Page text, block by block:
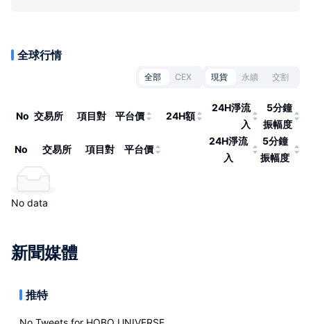
全球行情
全部 CEX 現貨 永續 交割
No 交易所 項目對 平台價 24H額
24H淨流
入
5分鐘
振幅度
No 交易所 項目對 平台價
24H淨流
入
5分鐘
振幅度
No data
新聞媒體
推特